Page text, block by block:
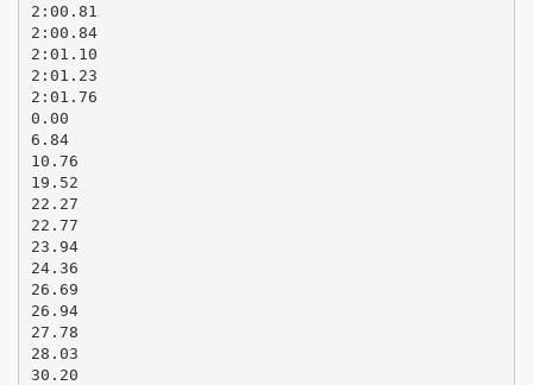
2:00.81
2:00.84
2:01.10
2:01.23
2:01.76
0.00
6.84
10.76
19.52
22.27
22.77
23.94
24.36
26.69
26.94
27.78
28.03
30.20